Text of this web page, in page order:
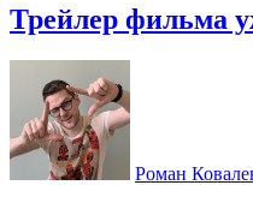
Трейлер фильма
Роман